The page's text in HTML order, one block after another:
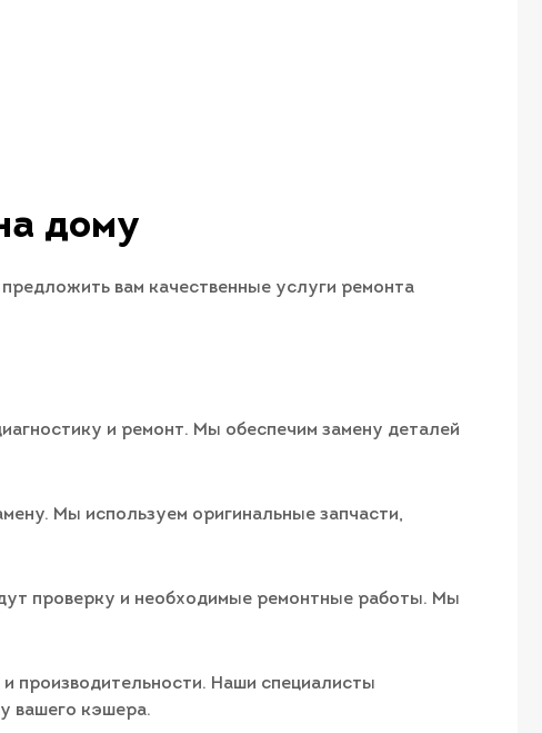
дому
вам качественные услуги ремонта
и ремонт. Мы обеспечим замену деталей
Мы используем оригинальные запчасти,
проверку и необходимые ремонтные работы. Мы
производительности. Наши специалисты
вашего кэшера.